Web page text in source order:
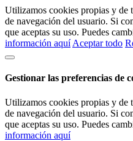
Utilizamos cookies propias y de
de navegación del usuario. Si
que aceptas su uso. Puedes
información aquí Aceptar todo
Gestionar las preferencias de
Utilizamos cookies propias y de
de navegación del usuario. Si
que aceptas su uso. Puedes
información aquí